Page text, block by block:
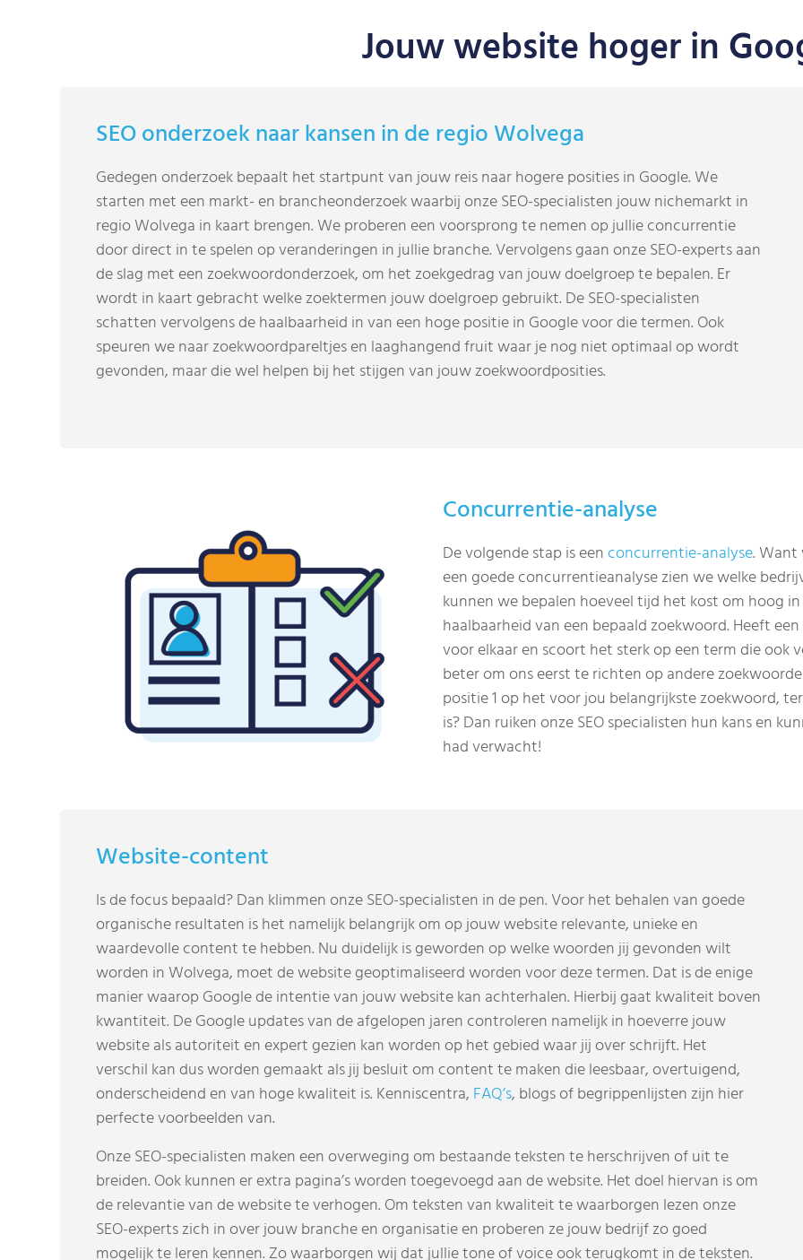
Jouw website hoger in
SEO onderzoek naar kansen in de regio Wolvega
Gedegen onderzoek bepaalt het startpunt van jouw reis naar hogere posities in Google. We
starten met een markt- en brancheonderzoek waarbij onze SEO-specialisten jouw nichemarkt in
regio Wolvega in kaart brengen. We proberen een voorsprong te nemen op jullie concurrentie
door direct in te spelen op veranderingen in jullie branche. Vervolgens gaan onze SEO-experts aan
de slag met een zoekwoordonderzoek, om het zoekgedrag van jouw doelgroep te bepalen. Er
wordt in kaart gebracht welke zoektermen jouw doelgroep gebruikt. De SEO-specialisten
schatten vervolgens de haalbaarheid in van een hoge positie in Google voor die termen. Ook
speuren we naar zoekwoordpareltjes en laaghangend fruit waar je nog niet optimaal op wordt
gevonden, maar die wel helpen bij het stijgen van jouw zoekwoordposities.
Concurrentie-analyse
De volgende stap is eenconcurrentie-analyse.
een goede concurrentieanalyse zien we welke
kunnen we bepalen hoeveel tijd het kost om hoog
haalbaarheid van een bepaald zoekwoord. Heeft
voor elkaar en scoort het sterk op een term die ook
beter om ons eerst te richten op andere
positie 1 op het voor jou belangrijkste zoekwoord,
is? Dan ruiken onze SEO specialisten hun kans en
had verwacht!
Website-content
Is de focus bepaald? Dan klimmen onze SEO-specialisten in de pen. Voor het behalen van goede
organische resultaten is het namelijk belangrijk om op jouw website relevante, unieke en
waardevolle content te hebben. Nu duidelijk is geworden op welke woorden jij gevonden wilt
worden in Wolvega, moet de website geoptimaliseerd worden voor deze termen. Dat is de enige
manier waarop Google de intentie van jouw website kan achterhalen. Hierbij gaat kwaliteit boven
kwantiteit. De Google updates van de afgelopen jaren controleren namelijk in hoeverre jouw
website als autoriteit en expert gezien kan worden op het gebied waar jij over schrijft. Het
verschil kan dus worden gemaakt als jij besluit om content te maken die leesbaar, overtuigend,
onderscheidend en van hoge kwaliteit is. Kenniscentra, FAQ’s, blogs of begrippenlijsten zijn hier
perfecte voorbeelden van.
Onze SEO-specialisten maken een overweging om bestaande teksten te herschrijven of uit te
breiden. Ook kunnen er extra pagina’s worden toegevoegd aan de website. Het doel hiervan is om
de relevantie van de website te verhogen. Om teksten van kwaliteit te waarborgen lezen onze
SEO-experts zich in over jouw branche en organisatie en proberen ze jouw bedrijf zo goed
mogelijk te leren kennen. Zo waarborgen wij dat jullie tone of voice ook terugkomt in de teksten.